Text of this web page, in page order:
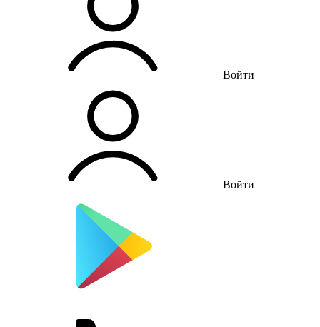
Войти
Войти